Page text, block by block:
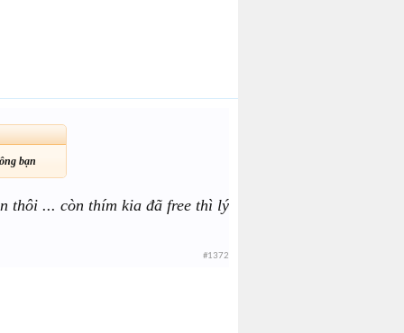
bạn
thôi ... còn thím kia đã free thì lý
#1372